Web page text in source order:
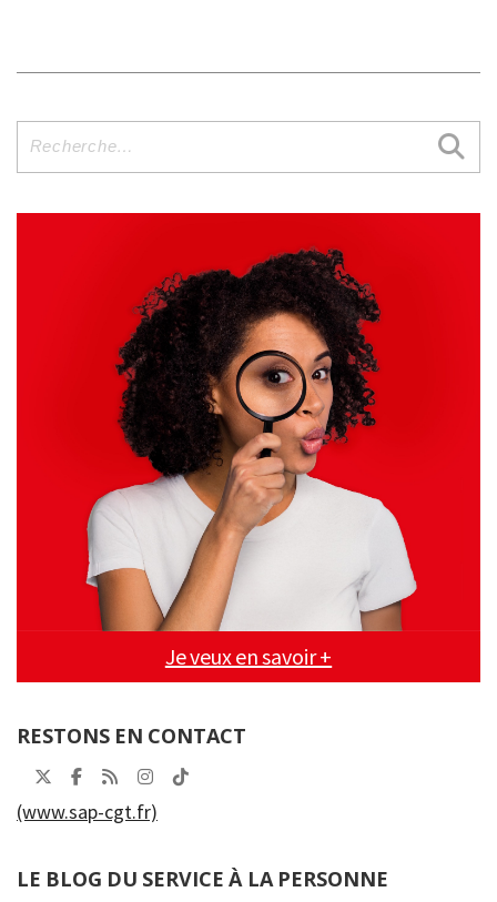
pour
Je veux en savoir +
RESTONS EN CONTACT
(www.sap-cgt.fr)
LE BLOG DU SERVICE À LA PERSONNE